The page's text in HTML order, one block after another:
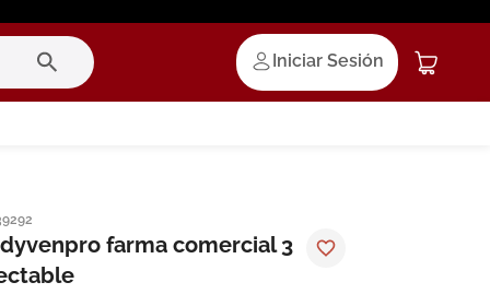
Iniciar Sesión
farma comercial 3